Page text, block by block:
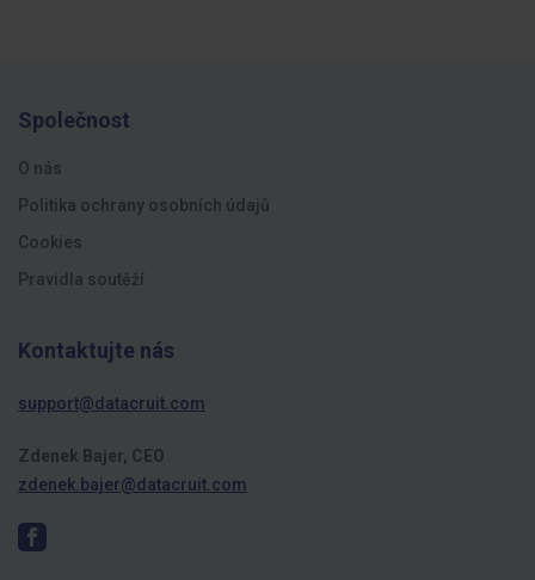
Společnost
O nás
Politika ochrany osobních údajů
Cookies
Pravidla soutěží
Kontaktujte nás
support@datacruit.com
Zdenek Bajer, CEO
zdenek.bajer@datacruit.com